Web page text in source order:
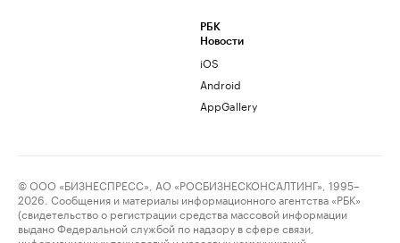
РБК
Новости
iOS
Android
AppGallery
© ООО «БИЗНЕСПРЕСС», АО «РОСБИЗНЕСКОНСАЛТИНГ», 1995–
2026. Сообщения и материалы информационного агентства «РБК»
(свидетельство о регистрации средства массовой информации
выдано Федеральной службой по надзору в сфере связи,